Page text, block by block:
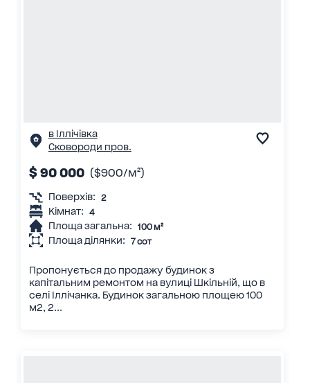
в Іллічівка
Сковороди пров.
$ 90 000 ($900/м²)
Поверхів: 2
Кімнат: 4
Площа загальна: 100 м²
Площа ділянки: 7 сот
Пропонується до продажу будинок з
капітальним ремонтом на вулиці Шкільній, що в
селі Іллічанка. Будинок загальною площею 100
м2, 2...